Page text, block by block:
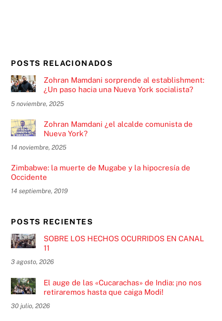
POSTS RELACIONADOS
Zohran Mamdani sorprende al establishment:
¿Un paso hacia una Nueva York socialista?
5 noviembre, 2025
Zohran Mamdani ¿el alcalde comunista de
Nueva York?
14 noviembre, 2025
Zimbabwe: la muerte de Mugabe y la hipocresía de
Occidente
14 septiembre, 2019
POSTS RECIENTES
SOBRE LOS HECHOS OCURRIDOS EN CANAL
11
3 agosto, 2026
El auge de las «Cucarachas» de India: ¡no nos
retiraremos hasta que caiga Modi!
30 julio, 2026